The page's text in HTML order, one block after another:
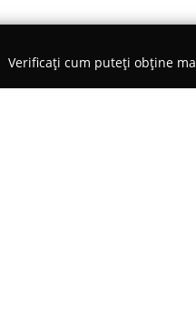
Verificați cum puteți obține